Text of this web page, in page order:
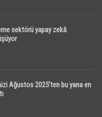
sektörü yapay zekâ
Ağustos 2025’ten bu yana en